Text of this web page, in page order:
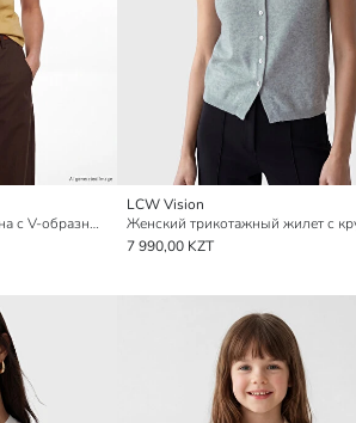
Женский жилет из муслина с V-образным вырезом
LCW Vision
7 990,00 KZT